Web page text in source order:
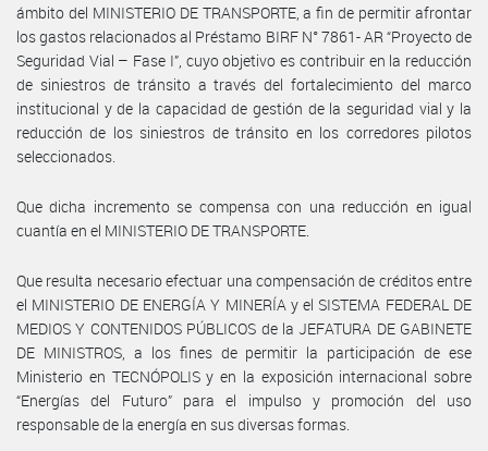
ámbito del MINISTERIO DE TRANSPORTE, a fin de permitir afrontar
los gastos relacionados al Préstamo BIRF N° 7861- AR “Proyecto de
Seguridad Vial – Fase I”, cuyo objetivo es contribuir en la reducción
de siniestros de tránsito a través del fortalecimiento del marco
institucional y de la capacidad de gestión de la seguridad vial y la
reducción de los siniestros de tránsito en los corredores pilotos
seleccionados.
Que dicha incremento se compensa con una reducción en igual
cuantía en el MINISTERIO DE TRANSPORTE.
Que resulta necesario efectuar una compensación de créditos entre
el MINISTERIO DE ENERGÍA Y MINERÍA y el SISTEMA FEDERAL DE
MEDIOS Y CONTENIDOS PÚBLICOS de la JEFATURA DE GABINETE
DE MINISTROS, a los fines de permitir la participación de ese
Ministerio en TECNÓPOLIS y en la exposición internacional sobre
“Energías del Futuro” para el impulso y promoción del uso
responsable de la energía en sus diversas formas.